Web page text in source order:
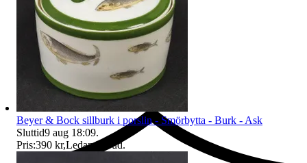
Ersättning om du inte får din vara
Beyer & Bock sillburk i porslin - Smörbytta - Burk - Ask
Sluttid9 aug 18:09.
Pris:390 kr,Ledande bud.